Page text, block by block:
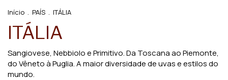
Início . PAÍS . ITÁLIA
ITÁLIA
Sangiovese, Nebbiolo e Primitivo. Da Toscana ao Piemonte,
do Vêneto à Puglia. A maior diversidade de uvas e estilos do
mundo.